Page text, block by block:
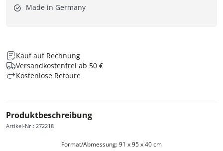
Made in Germany
Kauf auf Rechnung
Versandkostenfrei ab 50 €
Kostenlose Retoure
Produktbeschreibung
Artikel-Nr.: 272218
Format/Abmessung: 91 x 95 x 40 cm